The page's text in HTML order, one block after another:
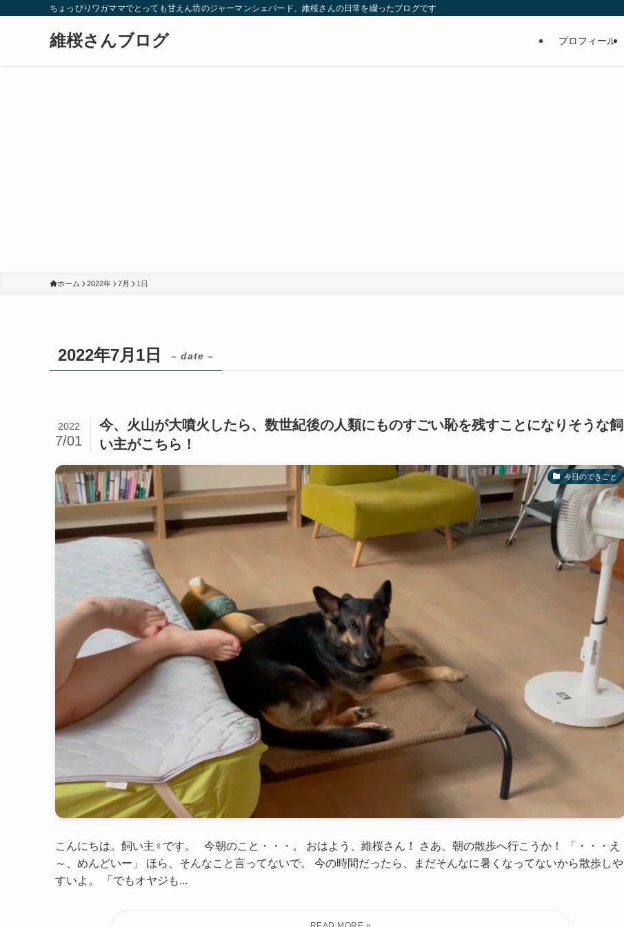
ちょっぴりワガママでとっても甘えん坊のジャーマンシェパード、維桜さんの日常を綴ったブログです
維桜さんブログ プロフィール
ホーム 2022年 7月 1日
2022年7月1日 – date –
今、火山が大噴火したら、数世紀後の人類にものすごい恥を残すことになりそうな飼
い主がこちら！
2022
7/01
今日のできごと
こんにちは。飼い主♀です。 今朝のこと・・・。 おはよう、維桜さん！ さあ、朝の散歩へ行こうか！ 「・・・え
～、めんどいー」 ほら、そんなこと言ってないで。 今の時間だったら、まだそんなに暑くなってないから散歩しや
すいよ。 「でもオヤジも...